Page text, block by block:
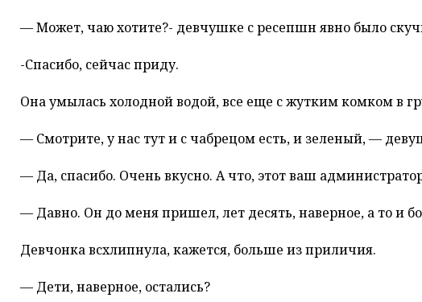
— Может, чаю хотите?- девчушке с ресепшн явно было
-Спасибо, сейчас приду.
Она умылась холодной водой, все еще с жутким комком в
— Смотрите, у нас тут и с чабрецом есть, и зеленый, —
— Да, спасибо. Очень вкусно. А что, этот ваш
— Давно. Он до меня пришел, лет десять, наверное, а то и
Девчонка всхлипнула, кажется, больше из приличия.
— Дети, наверное, остались?